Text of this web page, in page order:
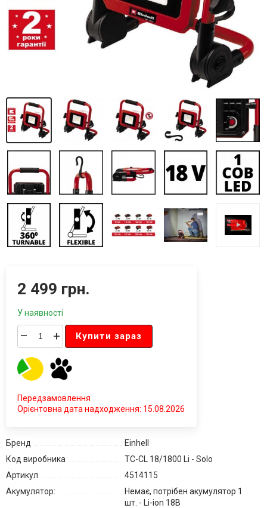
2 499 грн.
У наявності
– + Купити зараз
Передзамовлення
Орієнтовна дата надходження: 15.08.2026
Бренд
Einhell
Код виробника
TC-CL 18/1800 Li - Solo
Артикул
4514115
Акумулятор:
Немає, потрібен акумулятор 1
шт. - Li-ion 18В